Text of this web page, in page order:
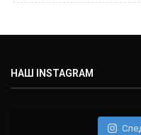
Дэниель
(22-2-0, 1)
НАШ INSTAGRAM